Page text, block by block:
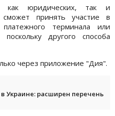
как юридических, так и
принять участие в
терминала или
другого способа
через приложение "Дия".
Украине: расширен перечень